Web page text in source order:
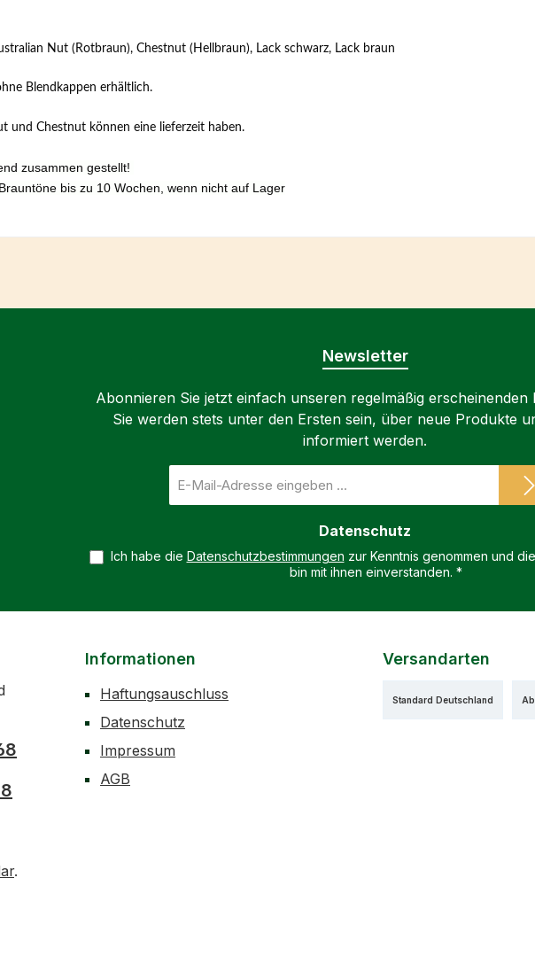
Nut (Rotbraun), Chestnut (Hellbraun), Lack schwarz, Lack braun
Blendkappen erhältlich.
und Chestnut können eine lieferzeit haben.
zusammen gestellt!
bis zu 10 Wochen, wenn nicht auf Lager
Newsletter
Abonnieren Sie jetzt einfach unseren regelmäßig erscheinenden
Sie werden stets unter den Ersten sein, über neue Produkte
informiert werden.
Mail-
Datenschutz
Ich habe die Datenschutzbestimmungen zur Kenntnis genommen und die
bin mit ihnen einverstanden. *
.
Informationen
Haftungsauschluss
Datenschutz
Impressum
AGB
Versandarten
Standard Deutschland